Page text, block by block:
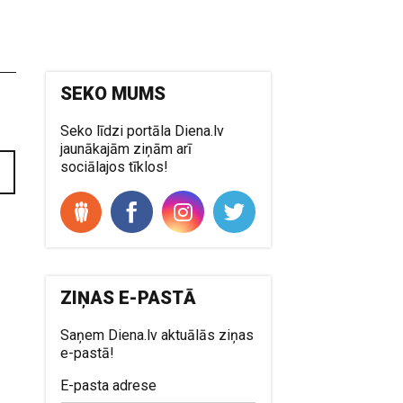
SEKO MUMS
Seko līdzi portāla Diena.lv
jaunākajām ziņām arī
sociālajos tīklos!
ZIŅAS E-PASTĀ
Saņem Diena.lv aktuālās ziņas
e-pastā!
E-pasta adrese